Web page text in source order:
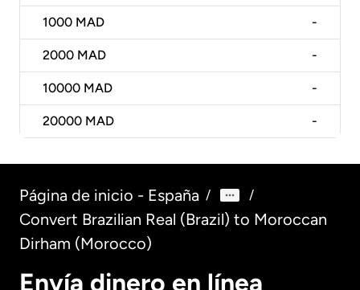
1000 MAD -
2000 MAD -
10000 MAD -
20000 MAD -
Página de inicio - España / /
Convert Brazilian Real (Brazil) to Moroccan
Dirham (Morocco)
Envía dinero en línea